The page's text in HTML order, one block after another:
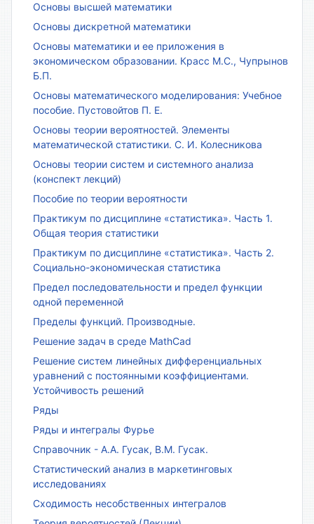
Основы высшей математики
Основы дискретной математики
Основы математики и ее приложения в
экономическом образовании. Красс М.С., Чупрынов
Б.П.
Основы математического моделирования: Учебное
пособие. Пустовойтов П. Е.
Основы теории вероятностей. Элементы
математической статистики. С. И. Колесникова
Основы теории систем и системного анализа
(конспект лекций)
Пособие по теории вероятности
Практикум по дисциплине «статистика». Часть 1.
Общая теория статистики
Практикум по дисциплине «статистика». Часть 2.
Социально-экономическая статистика
Предел последовательности и предел функции
одной переменной
Пределы функций. Производные.
Решение задач в среде MathCad
Решение систем линейных дифференциальных
уравнений с постоянными коэффициентами.
Устойчивость решений
Ряды
Ряды и интегралы Фурье
Справочник - А.А. Гусак, В.М. Гусак.
Статистический анализ в маркетинговых
исследованиях
Сходимость несобственных интегралов